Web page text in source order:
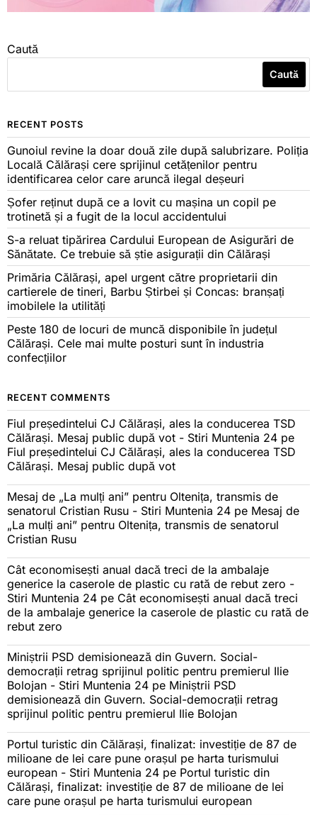
Caută
Caută
RECENT POSTS
Gunoiul revine la doar două zile după salubrizare. Poliția
Locală Călărași cere sprijinul cetățenilor pentru
identificarea celor care aruncă ilegal deșeuri
Șofer reținut după ce a lovit cu mașina un copil pe
trotinetă și a fugit de la locul accidentului
S-a reluat tipărirea Cardului European de Asigurări de
Sănătate. Ce trebuie să știe asigurații din Călărași
Primăria Călărași, apel urgent către proprietarii din
cartierele de tineri, Barbu Știrbei și Concas: branșați
imobilele la utilități
Peste 180 de locuri de muncă disponibile în județul
Călărași. Cele mai multe posturi sunt în industria
confecțiilor
RECENT COMMENTS
Fiul președintelui CJ Călărași, ales la conducerea TSD
Călărași. Mesaj public după vot - Stiri Muntenia 24 pe
Fiul președintelui CJ Călărași, ales la conducerea TSD
Călărași. Mesaj public după vot
Mesaj de „La mulți ani” pentru Oltenița, transmis de
senatorul Cristian Rusu - Stiri Muntenia 24 pe Mesaj de
„La mulți ani” pentru Oltenița, transmis de senatorul
Cristian Rusu
Cât economisești anual dacă treci de la ambalaje
generice la caserole de plastic cu rată de rebut zero -
Stiri Muntenia 24 pe Cât economisești anual dacă treci
de la ambalaje generice la caserole de plastic cu rată de
rebut zero
Miniștrii PSD demisionează din Guvern. Social-
democrații retrag sprijinul politic pentru premierul Ilie
Bolojan - Stiri Muntenia 24 pe Miniștrii PSD
demisionează din Guvern. Social-democrații retrag
sprijinul politic pentru premierul Ilie Bolojan
Portul turistic din Călărași, finalizat: investiție de 87 de
milioane de lei care pune orașul pe harta turismului
european - Stiri Muntenia 24 pe Portul turistic din
Călărași, finalizat: investiție de 87 de milioane de lei
care pune orașul pe harta turismului european